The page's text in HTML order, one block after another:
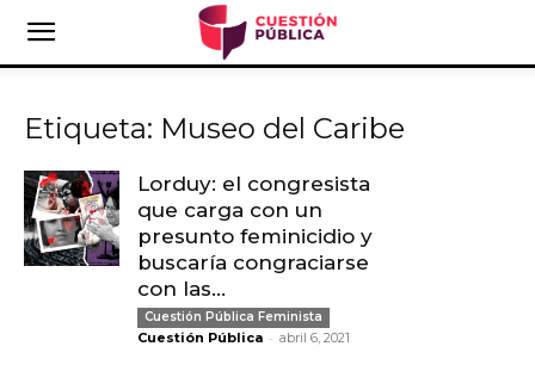
Etiqueta: Museo del Caribe
Lorduy: el congresista
que carga con un
presunto feminicidio y
buscaría congraciarse
con las...
Cuestión Pública Feminista
Cuestión Pública - abril 6, 2021